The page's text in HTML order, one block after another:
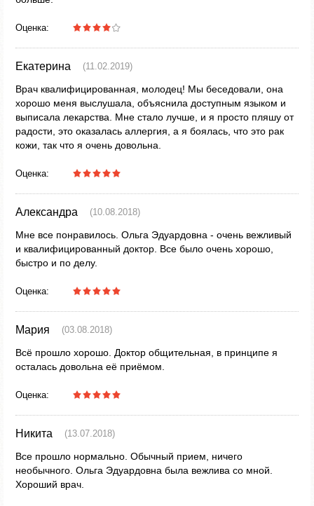
Оценка:
Екатерина (11.02.2019)
Врач квалифицированная, молодец! Мы беседовали, она
хорошо меня выслушала, объяснила доступным языком и
выписала лекарства. Мне стало лучше, и я просто пляшу от
радости, это оказалась аллергия, а я боялась, что это рак
кожи, так что я очень довольна.
Оценка:
Александра (10.08.2018)
Мне все понравилось. Ольга Эдуардовна - очень вежливый
и квалифицированный доктор. Все было очень хорошо,
быстро и по делу.
Оценка:
Мария (03.08.2018)
Всё прошло хорошо. Доктор общительная, в принципе я
осталась довольна её приёмом.
Оценка:
Никита (13.07.2018)
Все прошло нормально. Обычный прием, ничего
необычного. Ольга Эдуардовна была вежлива со мной.
Хороший врач.